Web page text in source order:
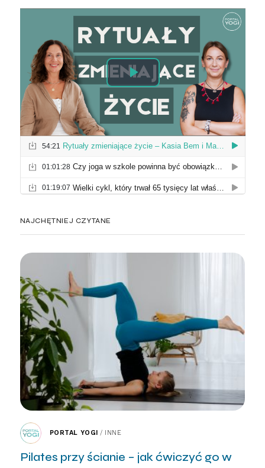
NAJCHĘTNIEJ CZYTANE
PORTAL YOGI / INNE
Pilates przy ścianie – jak ćwiczyć go w